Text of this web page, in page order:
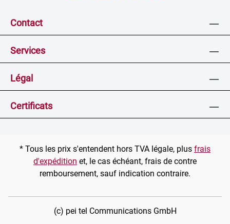
Contact
Services
Légal
Certificats
* Tous les prix s'entendent hors TVA légale, plus frais
d'expédition et, le cas échéant, frais de contre
remboursement, sauf indication contraire.
(c) pei tel Communications GmbH